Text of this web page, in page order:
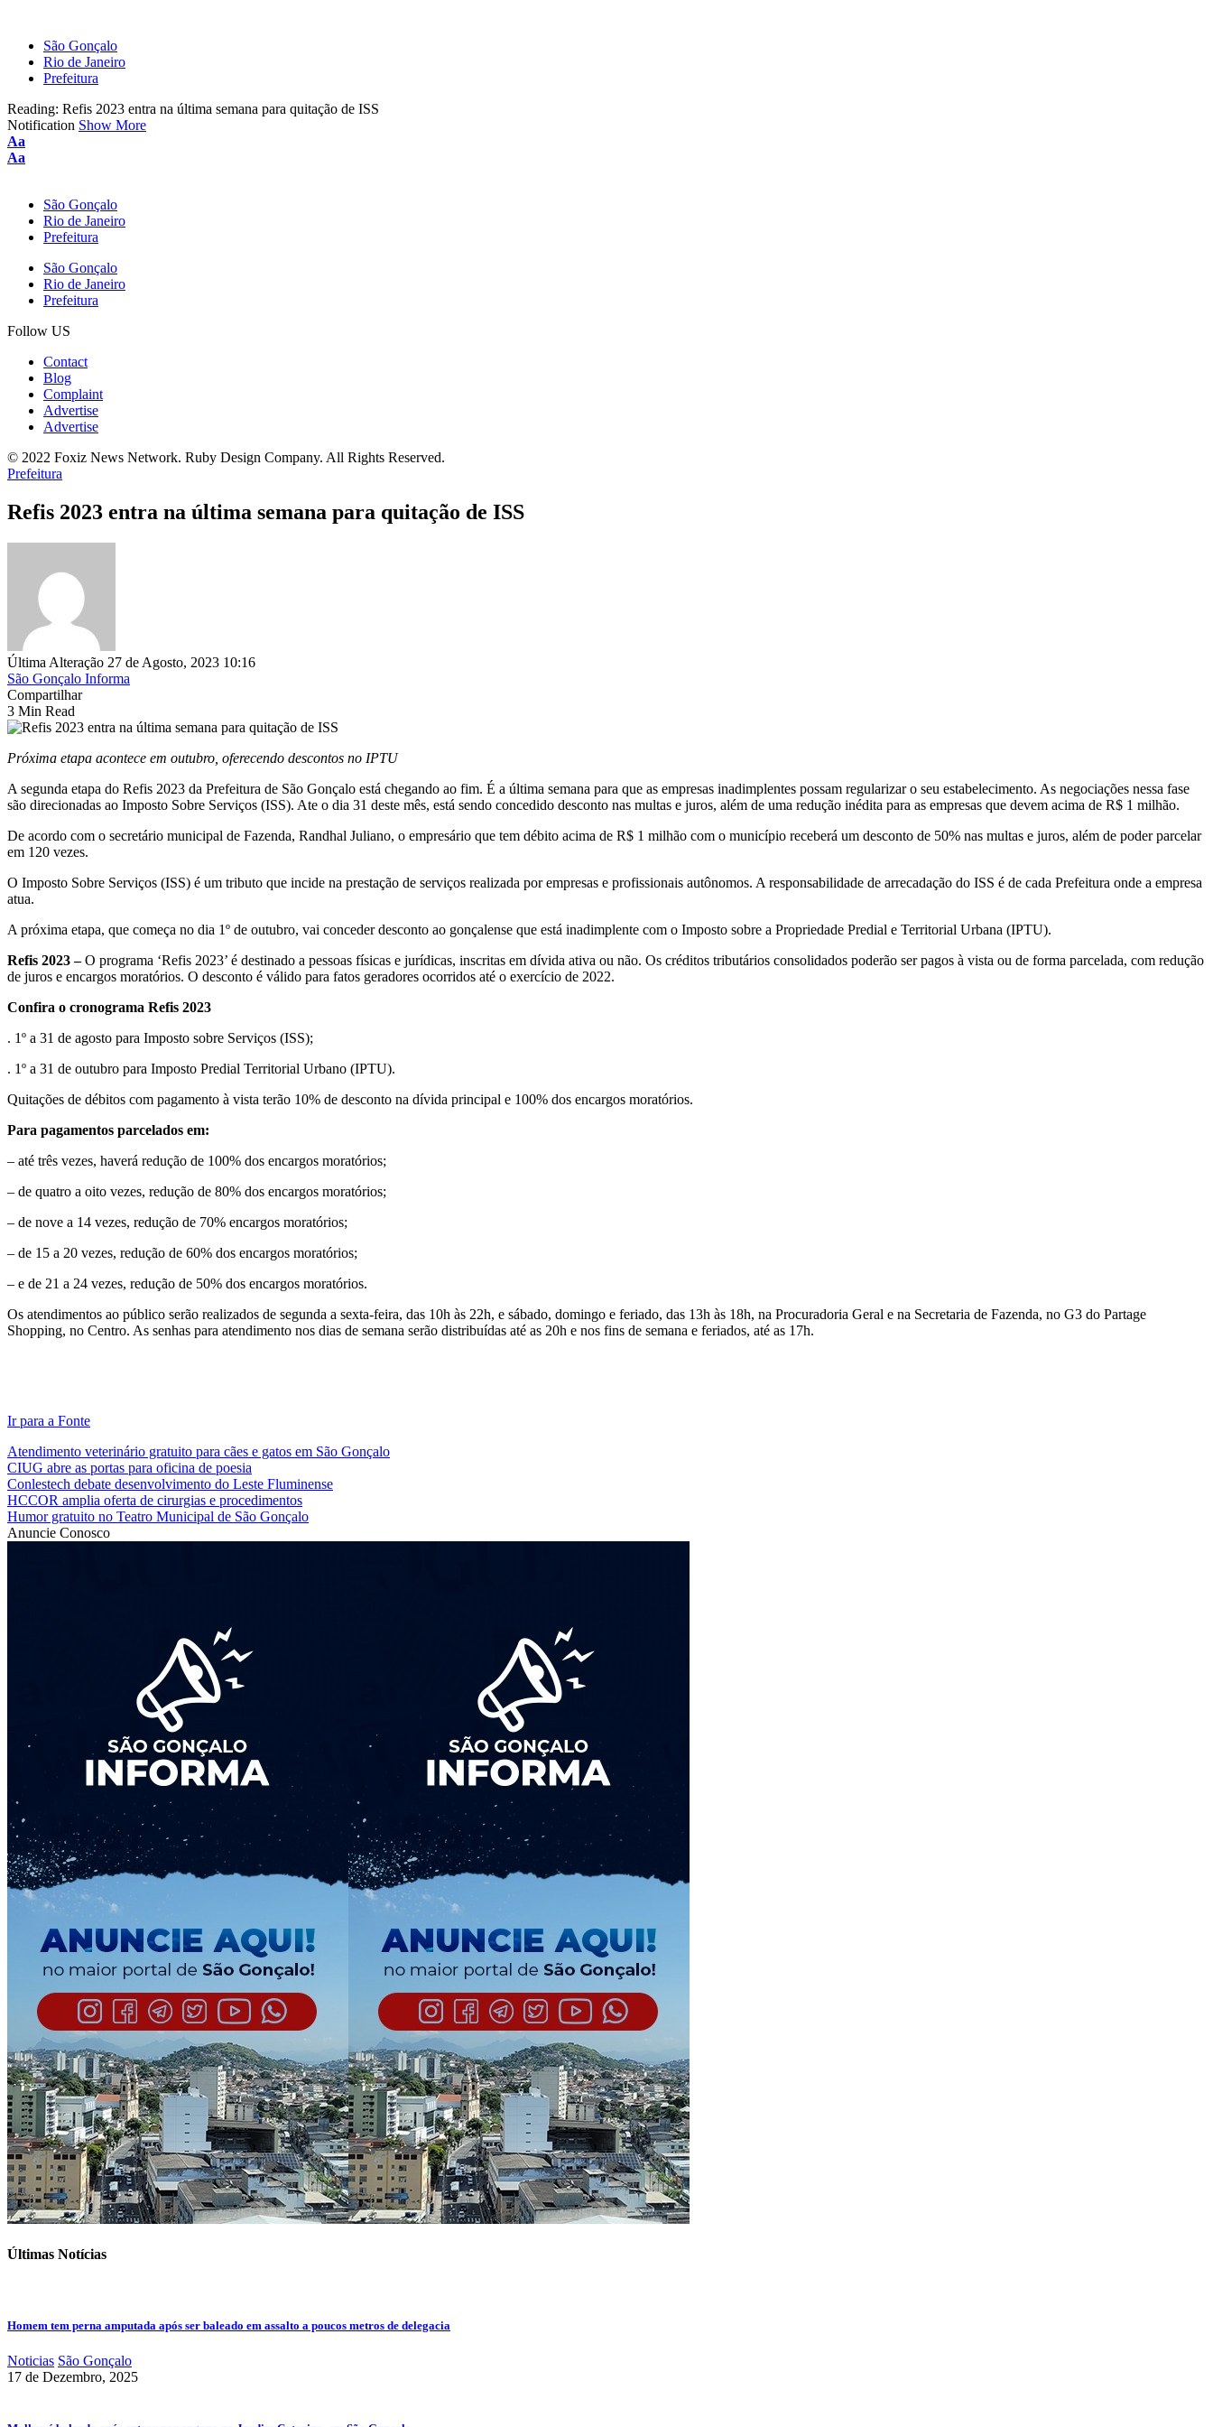
São Gonçalo
Rio de Janeiro
Prefeitura
Reading: Refis 2023 entra na última semana para quitação de ISS
Notification Show More
Aa
Aa
São Gonçalo
Rio de Janeiro
Prefeitura
São Gonçalo
Rio de Janeiro
Prefeitura
Follow US
Contact
Blog
Complaint
Advertise
Advertise
© 2022 Foxiz News Network. Ruby Design Company. All Rights Reserved.
Prefeitura
Refis 2023 entra na última semana para quitação de ISS
Última Alteração 27 de Agosto, 2023 10:16
São Gonçalo Informa
Compartilhar
3 Min Read
Próxima etapa acontece em outubro, oferecendo descontos no IPTU
A segunda etapa do Refis 2023 da Prefeitura de São Gonçalo está chegando ao fim. É a última semana para que as empresas inadimplentes possam regularizar o seu estabelecimento. As negociações nessa fase
são direcionadas ao Imposto Sobre Serviços (ISS). Ate o dia 31 deste mês, está sendo concedido desconto nas multas e juros, além de uma redução inédita para as empresas que devem acima de R$ 1 milhão.
De acordo com o secretário municipal de Fazenda, Randhal Juliano, o empresário que tem débito acima de R$ 1 milhão com o município receberá um desconto de 50% nas multas e juros, além de poder parcelar
em 120 vezes.
O Imposto Sobre Serviços (ISS) é um tributo que incide na prestação de serviços realizada por empresas e profissionais autônomos. A responsabilidade de arrecadação do ISS é de cada Prefeitura onde a empresa
atua.
A próxima etapa, que começa no dia 1º de outubro, vai conceder desconto ao gonçalense que está inadimplente com o Imposto sobre a Propriedade Predial e Territorial Urbana (IPTU).
Refis 2023 –O programa ‘Refis 2023’ é destinado a pessoas físicas e jurídicas, inscritas em dívida ativa ou não. Os créditos tributários consolidados poderão ser pagos à vista ou de forma parcelada, com redução
de juros e encargos moratórios. O desconto é válido para fatos geradores ocorridos até o exercício de 2022.
Confira o cronograma Refis 2023
. 1º a 31 de agosto para Imposto sobre Serviços (ISS);
. 1º a 31 de outubro para Imposto Predial Territorial Urbano (IPTU).
Quitações de débitos com pagamento à vista terão 10% de desconto na dívida principal e 100% dos encargos moratórios.
Para pagamentos parcelados em:
– até três vezes, haverá redução de 100% dos encargos moratórios;
– de quatro a oito vezes, redução de 80% dos encargos moratórios;
– de nove a 14 vezes, redução de 70% encargos moratórios;
– de 15 a 20 vezes, redução de 60% dos encargos moratórios;
– e de 21 a 24 vezes, redução de 50% dos encargos moratórios.
Os atendimentos ao público serão realizados de segunda a sexta-feira, das 10h às 22h, e sábado, domingo e feriado, das 13h às 18h, na Procuradoria Geral e na Secretaria de Fazenda, no G3 do Partage
Shopping, no Centro. As senhas para atendimento nos dias de semana serão distribuídas até as 20h e nos fins de semana e feriados, até as 17h.
Ir para a Fonte
Atendimento veterinário gratuito para cães e gatos em São Gonçalo
CIUG abre as portas para oficina de poesia
Conlestech debate desenvolvimento do Leste Fluminense
HCCOR amplia oferta de cirurgias e procedimentos
Humor gratuito no Teatro Municipal de São Gonçalo
Anuncie Conosco
Últimas Notícias
Homem tem perna amputada após ser baleado em assalto a poucos metros de delegacia
Noticias São Gonçalo
17 de Dezembro, 2025